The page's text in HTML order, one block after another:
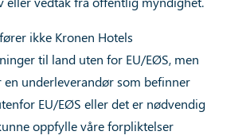
ikke Kronen Hotels
til land uten for EU/EØS, men
en underleverandør som befinner
EU/EØS eller det er nødvendig
oppfylle våre forpliktelser